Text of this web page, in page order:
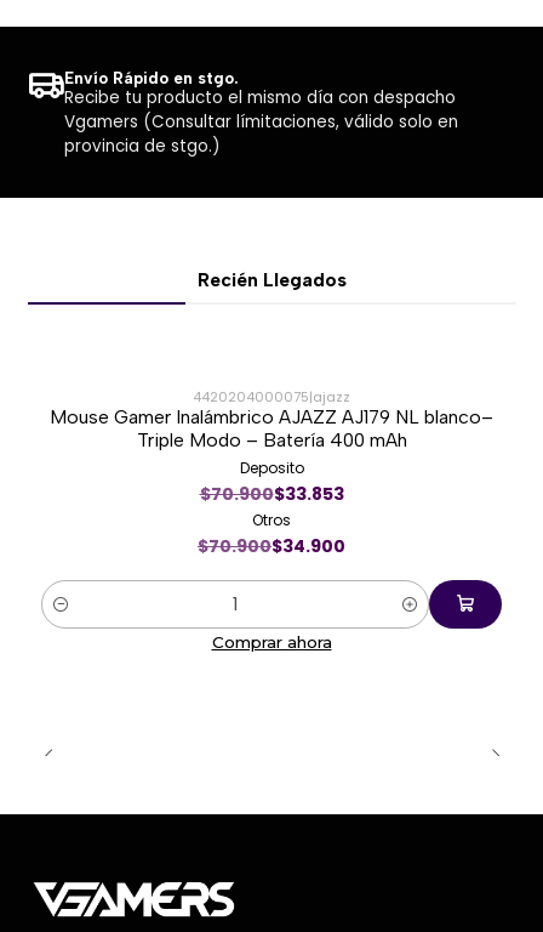
Envío Rápido en stgo.
Recibe tu producto el mismo día con despacho
Vgamers (Consultar límitaciones, válido solo en
provincia de stgo.)
Recién Llegados
-51%
4420204000075|ajazz
Mouse Gamer Inalámbrico AJAZZ AJ179 NL blanco–
Triple Modo – Batería 400 mAh
Deposito
$70.900$33.853
Otros
$70.900$34.900
Cantidad
Comprar ahora